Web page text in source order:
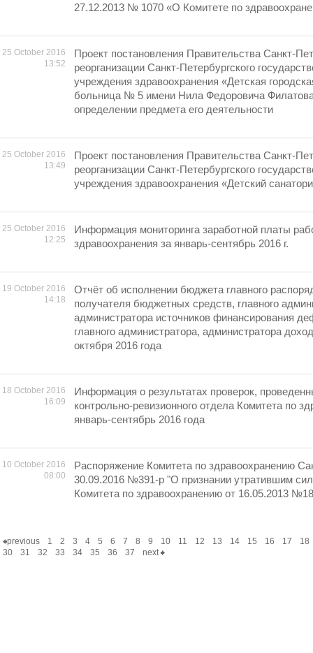
27.12.2013 № 1070 «О Комитете по
25 October 2016
13:52
Проект постановления Правительства Санкт-
реорганизации Санкт-Петербургского
учреждения здравоохранения «Детская
больница № 5 имени Нила Федоровича
определении предмета его деятельности
25 October 2016
13:49
Проект постановления Правительства Санкт-
реорганизации Санкт-Петербургского
учреждения здравоохранения «Детский
25 October 2016
12:25
Информация мониторинга заработной платы
здравоохранения за январь-сентябрь 2016 г.
19 October 2016
14:18
Отчёт об исполнении бюджета главного
получателя бюджетных средств, главного
администратора источников финансирования
главного администратора, администратора
октября 2016 года
18 October 2016
16:09
Информация о результатах проверок,
контрольно-ревизионного отдела Комитета по
январь-сентябрь 2016 года
10 October 2016
08:00
Распоряжение Комитета по здравоохранению
30.09.2016 №391-р "О признании утратившим
Комитета по здравоохранению от 16.05.2013
previous 1 2 3 4 5 6 7 8 9 10 11 12 13 14 15 16 17
18
30
31 32 33 34 35 36 37 next